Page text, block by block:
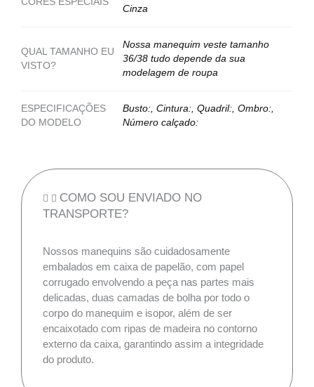
Cinza
QUAL TAMANHO EU
VISTO?
Nossa manequim veste tamanho
36/38 tudo depende da sua
modelagem de roupa
ESPECIFICAÇÕES
DO MODELO
Busto:, Cintura:, Quadril:, Ombro:,
Número calçado:
COMO SOU ENVIADO NO
TRANSPORTE?
Nossos manequins são cuidadosamente
embalados em caixa de papelão, com papel
corrugado envolvendo a peça nas partes mais
delicadas, duas camadas de bolha por todo o
corpo do manequim e isopor, além de ser
encaixotado com ripas de madeira no contorno
externo da caixa, garantindo assim a integridade
do produto.